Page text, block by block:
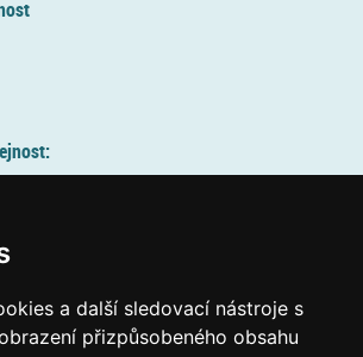
a další sledovací nástroje s
přizpůsobeného obsahu